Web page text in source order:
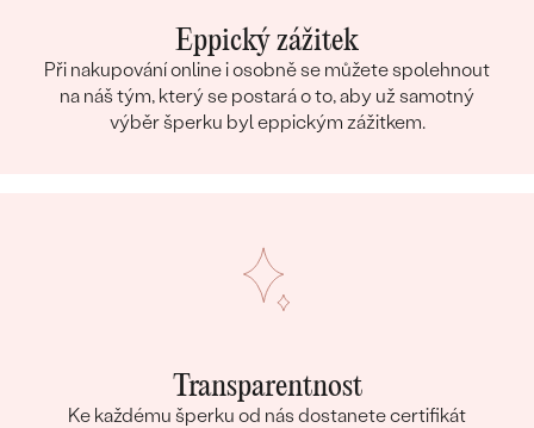
Eppický zážitek
Při nakupování online i osobně se můžete spolehnout
na náš tým, který se postará o to, aby už samotný
výběr šperku byl eppickým zážitkem.
Transparentnost
Ke každému šperku od nás dostanete certifikát